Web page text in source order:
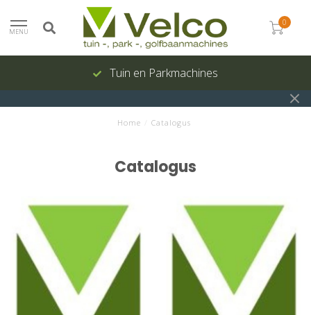
MENU
0
Tuin en Parkmachines
Home Catalogus
Catalogus